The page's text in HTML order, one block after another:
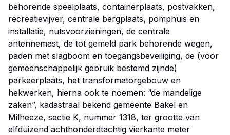
behorende speelplaats, containerplaats, postvakken,
recreatievijver, centrale bergplaats, pomphuis en
installatie, nutsvoorzieningen, de centrale
antennemast, de tot gemeld park behorende wegen,
paden met slagboom en toegangsbeveiliging, de (voor
gemeenschappelijk gebruik bestemd zijnde)
parkeerplaats, het transformatorgebouw en
hekwerken, hierna ook te noemen: “de mandelige
zaken”, kadastraal bekend gemeente Bakel en
Milheeze, sectie K, nummer 1318, ter grootte van
elfduizend achthonderdtachtig vierkante meter